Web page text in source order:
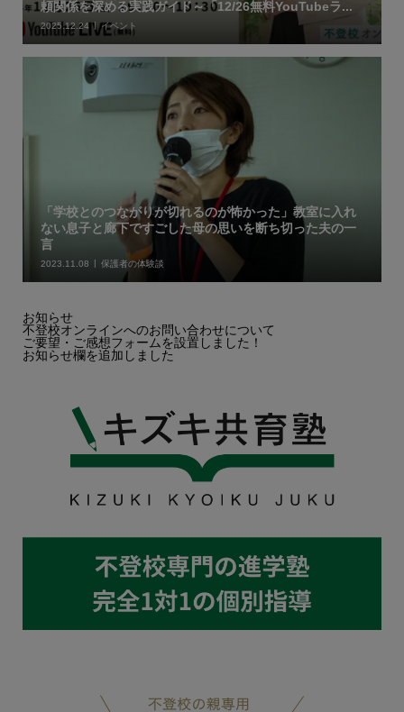
頼関係を深める実践ガイド～「12/26無料YouTubeラ...
2025.12.24 イベント
「学校とのつながりが切れるのが怖かった」教室に入れ
ない息子と廊下ですごした母の思いを断ち切った夫の一
言
2023.11.08 保護者の体験談
お知らせ
不登校オンラインへのお問い合わせについて
ご要望・ご感想フォームを設置しました！
お知らせ欄を追加しました